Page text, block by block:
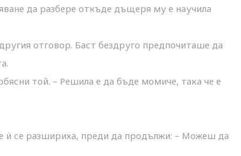
да разбере откъде дъщеря му е научила
отговор. Баст бездруго предпочиташе да
той. – Решила е да бъде момиче, така че е
ѝ се разшириха, преди да продължи: – Можеш да